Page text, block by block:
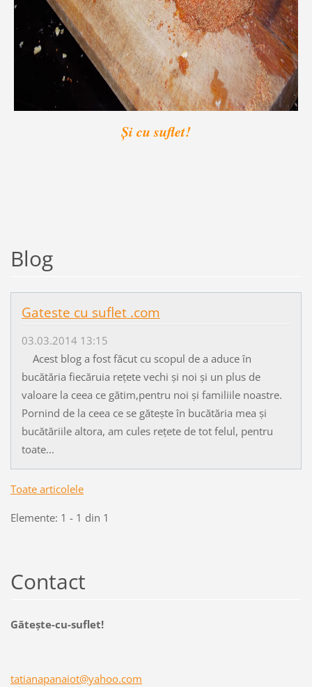
Și cu suflet!
Blog
Gateste cu suflet .com
03.03.2014 13:15
Acest blog a fost făcut cu scopul de a aduce în
bucătăria fiecăruia rețete vechi și noi și un plus de
valoare la ceea ce gătim,pentru noi și familiile noastre.
Pornind de la ceea ce se gătește în bucătăria mea și
bucătăriile altora, am cules rețete de tot felul, pentru
toate...
Toate articolele
Elemente: 1 - 1 din 1
Contact
Găteşte-cu-suflet!
tatianapanaiot@yahoo.com